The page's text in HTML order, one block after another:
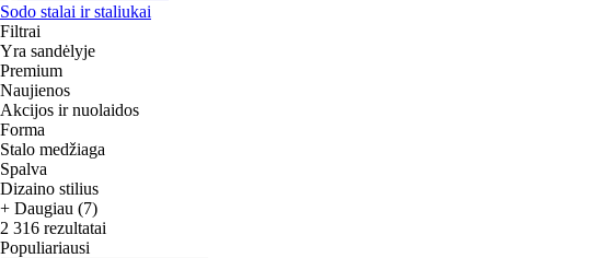
Sodo stalai ir staliukai
Filtrai
Yra sandėlyje
Premium
Naujienos
Akcijos ir nuolaidos
Forma
Stalo medžiaga
Spalva
Dizaino stilius
+ Daugiau (7)
2 316 rezultatai
Populiariausi